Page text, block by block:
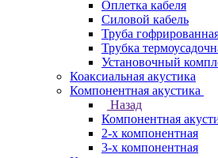
Оплетка кабеля
Силовой кабель
Труба
Трубка
Установочный
Коаксиальная акустика
Компонентная акустика
Назад
Компонентная
2-х компонентная
3-х компонентная